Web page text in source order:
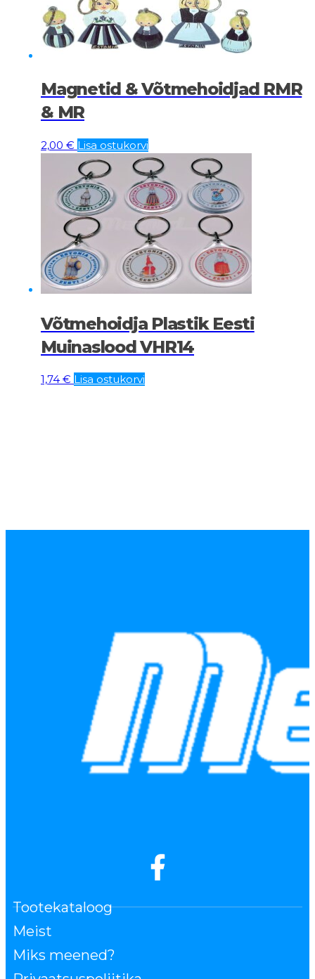
Magnetid & Võtmehoidjad RMR
& MR
2,00 € Lisa ostukorvi
Võtmehoidja Plastik Eesti
Muinaslood VHR14
1,74 € Lisa ostukorvi
Tootekataloog
Meist
Miks meened?